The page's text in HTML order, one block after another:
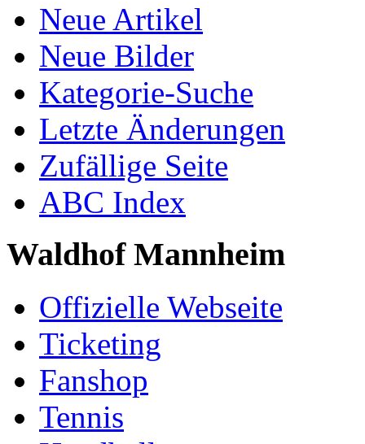
Neue Artikel
Neue Bilder
Kategorie-Suche
Letzte Änderungen
Zufällige Seite
ABC Index
Waldhof Mannheim
Offizielle Webseite
Ticketing
Fanshop
Tennis